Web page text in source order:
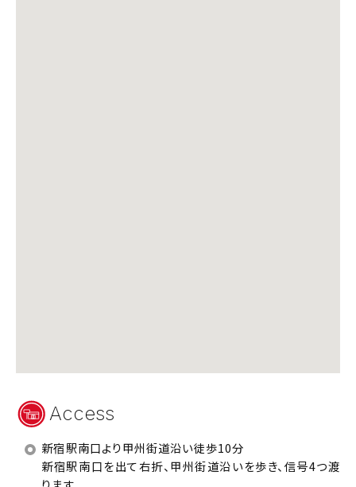
Access
新宿駅南口より甲州街道沿い徒歩10分
新宿駅南口を出て右折、甲州街道沿いを歩き、信号4つ渡